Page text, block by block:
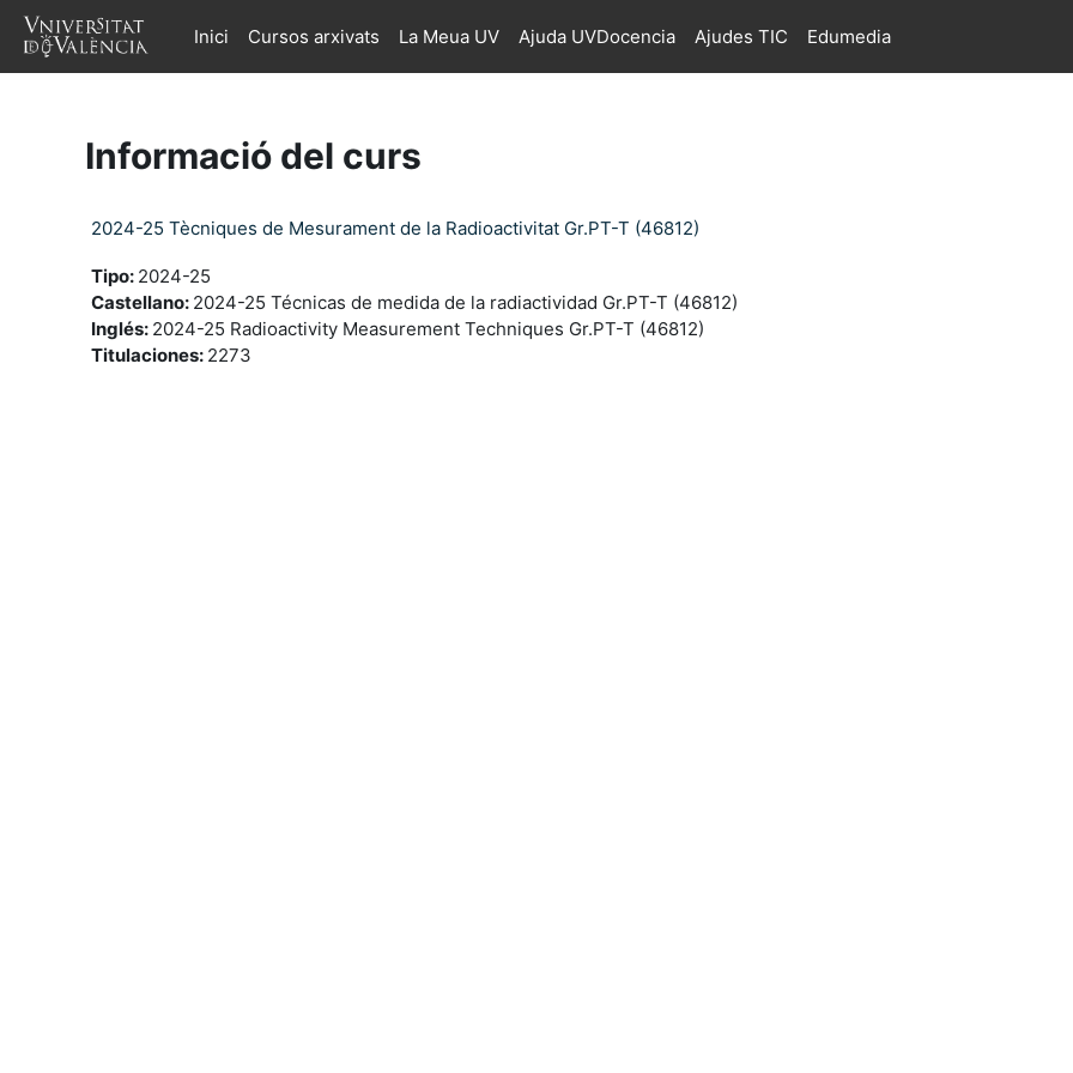
Ves al contingut principal
Inici
Cursos arxivats La Meua UV Ajuda UVDocencia Ajudes TIC Edumedia
Informació del curs
2024-25 Tècniques de Mesurament de la Radioactivitat Gr.PT-T (46812)
Tipo: 2024-25
Castellano: 2024-25 Técnicas de medida de la radiactividad Gr.PT-T (46812)
Inglés: 2024-25 Radioactivity Measurement Techniques Gr.PT-T (46812)
Titulaciones: 2273